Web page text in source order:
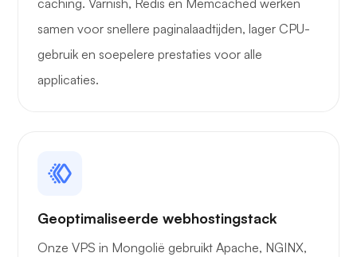
caching. Varnish, Redis en Memcached werken
samen voor snellere paginalaadtijden, lager CPU-
gebruik en soepelere prestaties voor alle
applicaties.
Geoptimaliseerde webhostingstack
Onze VPS in Mongolië gebruikt Apache, NGINX,